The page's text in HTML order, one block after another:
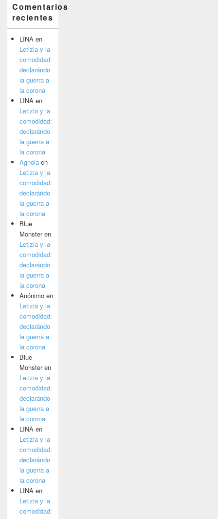
Comentarios
recientes
LINA en
Letizia y la
comodidad:
declarándo
la guerra a
la corona
LINA en
Letizia y la
comodidad:
declarándo
la guerra a
la corona
Agnola en
Letizia y la
comodidad:
declarándo
la guerra a
la corona
Blue
Monsteren
Letizia y la
comodidad:
declarándo
la guerra a
la corona
Anónimo en
Letizia y la
comodidad:
declarándo
la guerra a
la corona
Blue
Monsteren
Letizia y la
comodidad:
declarándo
la guerra a
la corona
LINA en
Letizia y la
comodidad:
declarándo
la guerra a
la corona
LINA en
Letizia y la
comodidad: